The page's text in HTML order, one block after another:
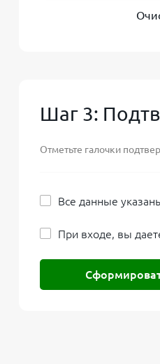
Шаг 3:
Отметьте галочки
Все данные
При входе, вы